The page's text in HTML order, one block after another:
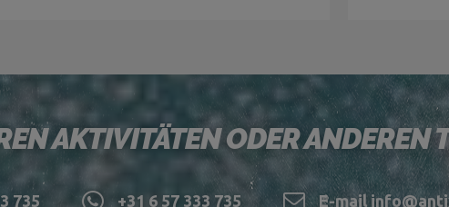
AKTIVITÄTEN ODER ANDEREN
735 +31 6 57 333 735 E-mail